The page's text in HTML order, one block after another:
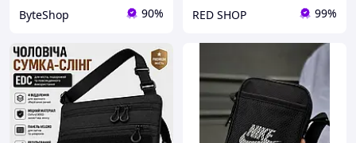
ByteShop 90% RED SHOP 99%